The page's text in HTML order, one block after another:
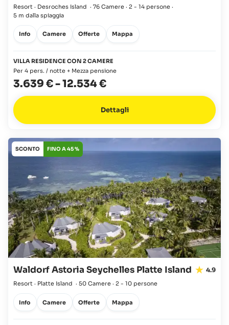
Resort · Desroches Island · 76 Camere · 2 - 14 persone ·
5 m dalla spiaggia
Info Camere Offerte Mappa
VILLA RESIDENCE CON 2 CAMERE
Per 4 pers. / notte + Mezza pensione
3.639 €-12.534 €
Dettagli
SCONTO FINO A 45 %
Waldorf Astoria Seychelles Platte Island 4.9
Resort · Platte Island · 50 Camere · 2 - 10 persone
Info Camere Offerte Mappa